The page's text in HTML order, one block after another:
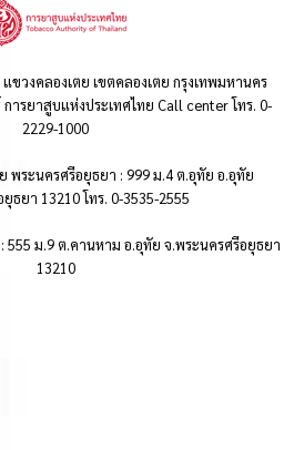
ขวงคลองเตย เขตคลองเตย กรุงเทพมหานคร
ารยาสูบแห่งประเทศไทย Call center โทร. 0-
2229-1000
พระนครศรีอยุธยา : 999 ม.4 ต.อุทัย อ.อุทัย
ธยา 13210 โทร. 0-3535-2555
ม.9 ต.คานหาม อ.อุทัย จ.พระนครศรีอยุธยา
13210